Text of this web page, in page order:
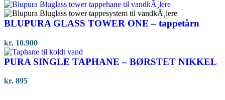
BLUPURA GLASS TOWER ONE – tappetårn
kr. 10.900
PURA SINGLE TAPHANE – BØRSTET NIKKEL
kr. 895